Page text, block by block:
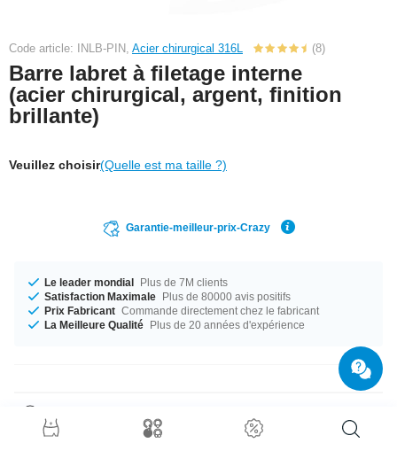
Code article: INLB-PIN, Acier chirurgical 316L (8)
Barre labret à filetage interne
(acier chirurgical, argent, finition
brillante)
Veuillez choisir(Quelle est ma taille ?)
Garantie-meilleur-prix-Crazy
Le leader mondial Plus de 7M clients
Satisfaction Maximale Plus de 80000 avis positifs
Prix Fabricant Commande directement chez le fabricant
La Meilleure Qualité Plus de 20 années d'expérience
Un classique : Labret en acier chirurgical avec filetage intérieur.